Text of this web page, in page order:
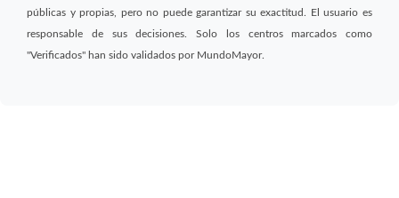
públicas y propias, pero no puede garantizar su exactitud. El usuario es
responsable de sus decisiones. Solo los centros marcados como
"Verificados" han sido validados por MundoMayor.